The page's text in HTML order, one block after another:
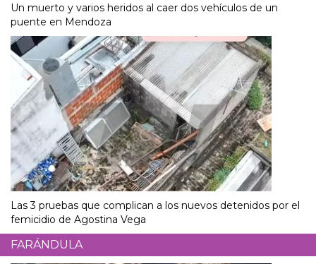
Un muerto y varios heridos al caer dos vehículos de un
puente en Mendoza
Las 3 pruebas que complican a los nuevos detenidos por el
femicidio de Agostina Vega
FARÁNDULA